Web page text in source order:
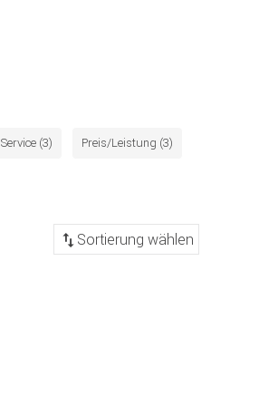
Service (3) Preis/Leistung (3)